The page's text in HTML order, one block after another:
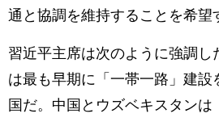
通と協調を維持することを希望
習近平主席は次のように強調し
は最も早期に「一帯一路」建設
国だ。中国とウズベキスタン